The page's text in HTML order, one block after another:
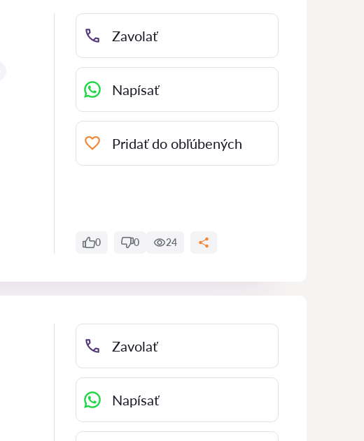
Zavolať
Napísať
Pridať do obľúbených
0 0 24
Zavolať
Napísať